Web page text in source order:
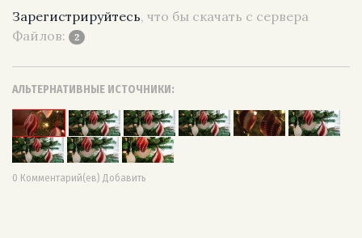
Зарегистрируйтесь, что бы скачать с сервера
Файлов:
2
АЛЬТЕРНАТИВНЫЕ ИСТОЧНИКИ:
0 Комментарий(ев) Добавить